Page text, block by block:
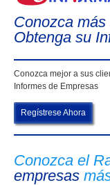
Conozca
Obtenga su
Conozca mejor a sus
Informes de Empresas
Regístrese Ahora
Conozca el
empresas